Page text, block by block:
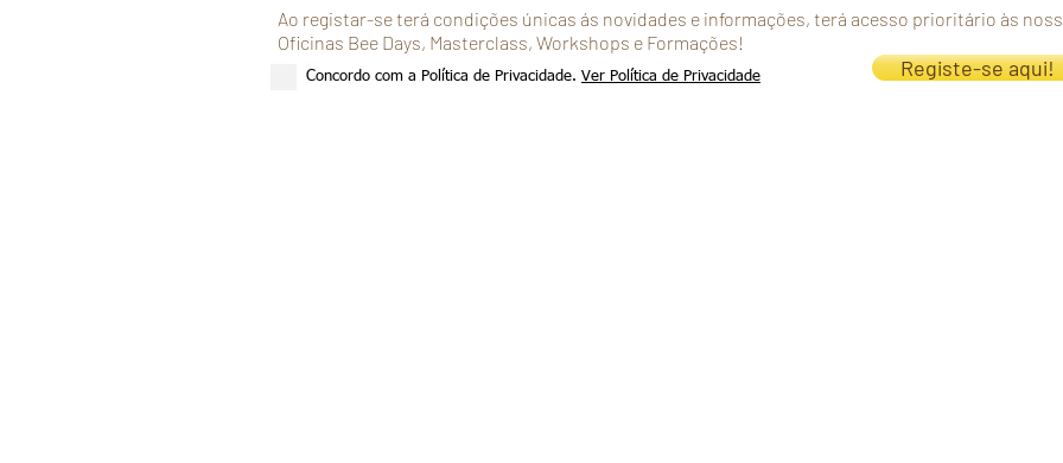
Ao registar-se terá condições únicas ás novidades e informações, terá acesso prioritário às
Oficinas Bee Days, Masterclass, Workshops e Formações!
Concordo com a Política de Privacidade. Ver Política de Privacidade Registe-se aqui!